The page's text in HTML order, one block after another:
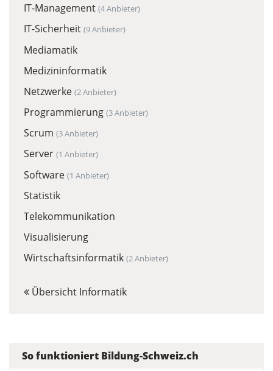
IT-Management (4 Anbieter)
IT-Sicherheit (9 Anbieter)
Mediamatik
Medizininformatik
Netzwerke (2 Anbieter)
Programmierung (3 Anbieter)
Scrum (3 Anbieter)
Server (1 Anbieter)
Software (1 Anbieter)
Statistik
Telekommunikation
Visualisierung
Wirtschaftsinformatik (2 Anbieter)
Übersicht Informatik
So funktioniert Bildung-Schweiz.ch